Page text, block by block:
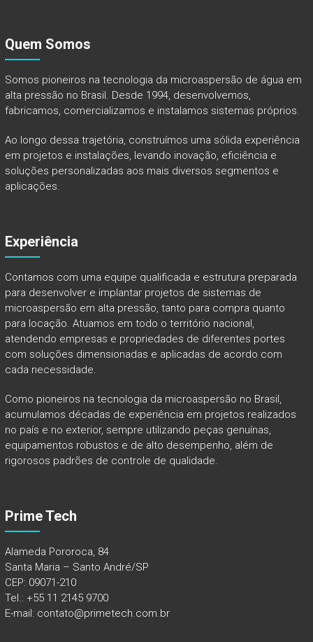
Quem Somos
Somos pioneiros na tecnologia da microaspersão de água em
alta pressão no Brasil. Desde 1994, desenvolvemos,
fabricamos, comercializamos e instalamos sistemas próprios.
Ao longo dessa trajetória, construímos uma sólida experiência
em projetos e instalações, levando inovação, eficiência e
soluções personalizadas aos mais diversos segmentos e
aplicações.
Experiência
Contamos com uma equipe qualificada e estrutura preparada
para desenvolver e implantar projetos de sistemas de
microaspersão em alta pressão, tanto para compra quanto
para locação. Atuamos em todo o território nacional,
atendendo empresas e propriedades de diferentes portes
com soluções dimensionadas e aplicadas de acordo com
cada necessidade.
Como pioneiros na tecnologia da microaspersão no Brasil,
acumulamos décadas de experiência em projetos realizados
no país e no exterior, sempre utilizando peças genuínas,
equipamentos robustos e de alto desempenho, além de
rigorosos padrões de controle de qualidade.
Prime Tech
Alameda Pororoca, 84
Santa Maria – Santo André/SP
CEP: 09071-210
Tel.: +55 11 2145 9700
E-mail: contato@primetech.com.br